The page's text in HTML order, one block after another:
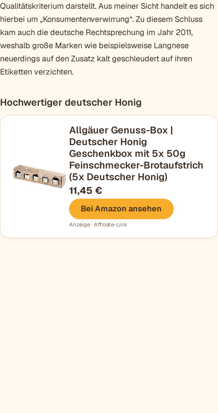
Qualitätskriterium darstellt. Aus meiner Sicht handelt es sich
hierbei um „Konsumentenverwirrung“. Zu diesem Schluss
kam auch die deutsche Rechtsprechung im Jahr 2011,
weshalb große Marken wie beispielsweise Langnese
neuerdings auf den Zusatz kalt geschleudert auf ihren
Etiketten verzichten.
Hochwertiger deutscher Honig
Allgäuer Genuss-Box |
Deutscher Honig
Geschenkbox mit 5x 50g
Feinschmecker-Brotaufstrich
(5x Deutscher Honig)
11,45 €
Bei Amazon ansehen
Anzeige · Affiliate-Link